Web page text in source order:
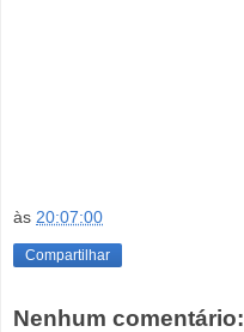
às 20:07:00
Compartilhar
Nenhum comentário: